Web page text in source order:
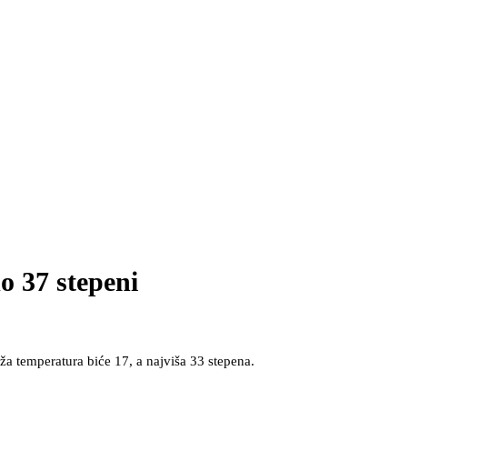
37 stepeni
temperatura biće 17, a najviša 33 stepena.